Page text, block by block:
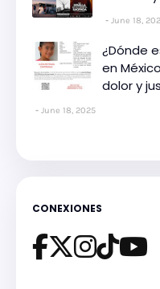
June 18,
¿Dónde
en
dolor y
June 18, 2025
CONEXIONES